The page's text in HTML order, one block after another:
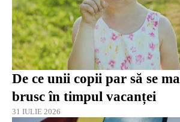
De ce unii copii par să se
brusc în timpul vacanței
31 IULIE 2026